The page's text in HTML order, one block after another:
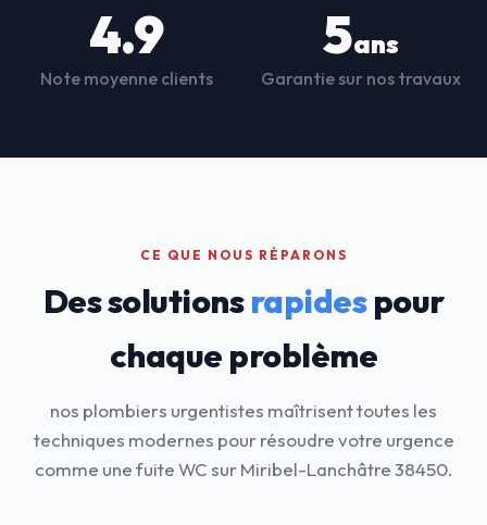
4.9
Note moyenne clients
5ans
Garantie sur nos travaux
CE QUE NOUS RÉPARONS
Des solutionsrapidespour
chaque problème
nos plombiers urgentistes maîtrisent toutes les
techniques modernes pour résoudre votre urgence
comme une fuite WC sur Miribel-Lanchâtre 38450.